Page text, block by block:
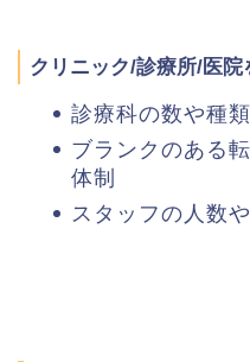
クリニック/診療所/医
診療科の数や種類
ブランクのある
体制
スタッフの人数